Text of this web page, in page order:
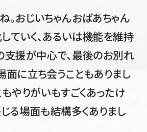
。おじいちゃんおばあちゃん
ていく、あるいは機能を維持
支援が中心で、最後のお別れ
面に立ち会うこともありまし
もやりがいもすごくあったけ
じる場面も結構多くありまし